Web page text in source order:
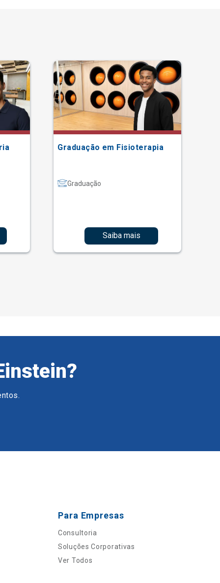
Graduação em Fisioterapia
Graduação
Saiba mais
Para Empresas
Consultoria
Soluções Corporativas
Ver Todos